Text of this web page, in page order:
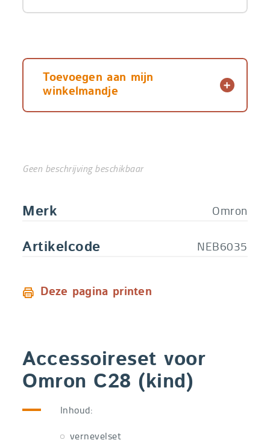
Toevoegen aan mijn
winkelmandje
Geen beschrijving beschikbaar
Merk Omron
Artikelcode NEB6035
Deze pagina printen
Accessoireset voor
Omron C28 (kind)
Inhoud:
vernevelset